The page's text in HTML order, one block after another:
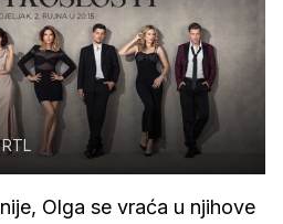
Olga se vraća u njihove